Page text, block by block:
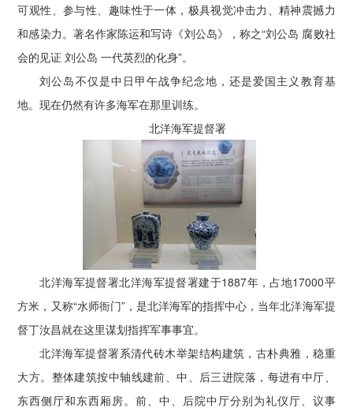
可观性、参与性、趣味性于一体，极具视觉冲击力、精神震撼力
和感染力。著名作家陈运和写诗《刘公岛》，称之“刘公岛 腐败社
会的见证 刘公岛 一代英烈的化身”。
刘公岛不仅是中日甲午战争纪念地，还是爱国主义教育基
地。现在仍然有许多海军在那里训练。
北洋海军提督署
北洋海军提督署北洋海军提督署建于1887年，占地17000平
方米，又称“水师衙门”，是北洋海军的指挥中心，当年北洋海军提
督丁汝昌就在这里谋划指挥军事事宜。
北洋海军提督署系清代砖木举架结构建筑，古朴典雅，稳重
大方。整体建筑按中轴线建前、中、后三进院落，每进有中厅、
东西侧厅和东西厢房。前、中、后院中厅分别为礼仪厅、议事